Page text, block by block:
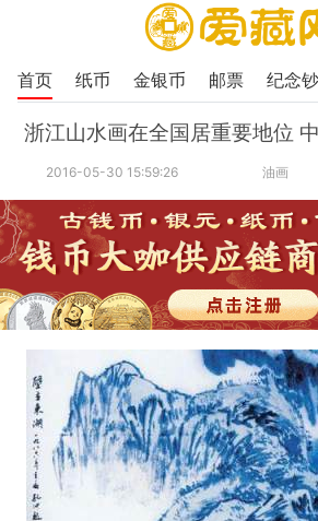
首页 纸币 金银币 邮票 纪念钞
浙江山水画在全国居重要地位
2016-05-30 15:59:26 油画